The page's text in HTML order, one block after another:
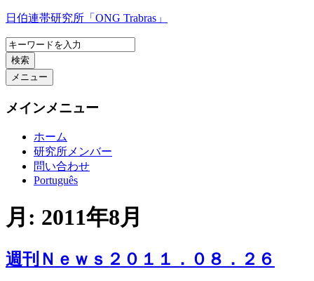
コ
テ
ン
ツ
ス
日伯連帯研究所「ONG Trabras」
検索
メニュー
メインメニュー
ホーム
研究所メンバー
問い合わせ
Português
月: 2011年8月
週刊Ｎｅｗｓ２０１１．０８．２６